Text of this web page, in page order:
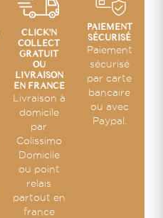
CLICK'N
COLLECT
GRATUIT
OU
LIVRAISON
EN FRANCE
Livraison à
domicile
par
Colissimo
Domicile
ou point
relais
partout en
france
PAIEMENT
SÉCURISÉ
Paiement
sécurisé
par carte
bancaire
ou avec
Paypal.